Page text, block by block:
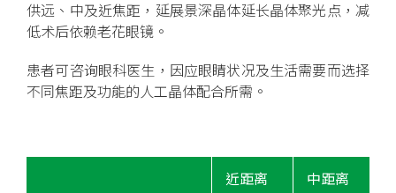
供远、中及近焦距，延展景深晶体延长晶体聚光点，减
低术后依赖老花眼镜。
患者可咨询眼科医生，因应眼睛状况及生活需要而选择
不同焦距及功能的人工晶体配合所需。
近距离 中距离